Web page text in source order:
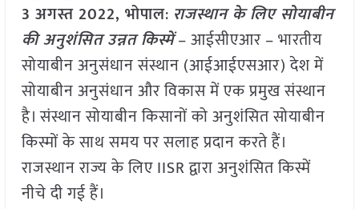
3 अगस्त 2022, भोपाल: राजस्थान के लिए सोयाबीन
की अनुशंसित उन्नत किस्में– आईसीएआर – भारतीय
सोयाबीन अनुसंधान संस्थान (आईआईएसआर) देश में
सोयाबीन अनुसंधान और विकास में एक प्रमुख संस्थान
है। संस्थान सोयाबीन किसानों को अनुशंसित सोयाबीन
किस्मों के साथ समय पर सलाह प्रदान करते हैं।
राजस्थान राज्य के लिए IISR द्वारा अनुशंसित किस्में
नीचे दी गई हैं।